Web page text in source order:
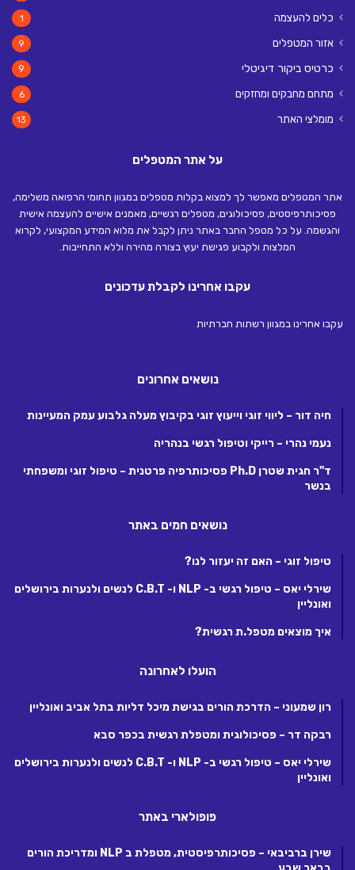
כלים להעצמה 1
אזור המטפלים 9
כרטיס ביקור דיגיטלי 9
מתחם מחבקים ומחזקים 6
מומלצי האתר 13
על אתר המטפלים
אתר המטפלים מאפשר לך למצוא בקלות מטפלים במגוון תחומי הרפואה משלימה,
פסיכותרפיסטים, פסיכולוגים, מטפלים רגשיים, מאמנים אישיים להעצמה אישית
והגשמה. על כל מטפל החבר באתר ניתן לקבל את מלוא המידע המקצועי, לקרוא
המלצות ולקבוע פגישת יעוץ בצורה מהירה וללא התחייבות.
עקבו אחרינו לקבלת עדכונים
עקבו אחרינו במגוון רשתות חברתיות
נושאים אחרונים
חיה דור – ליווי זוגי וייעוץ זוגי בקיבוץ מעלה גלבוע עמק המעיינות
נעמי נהרי – רייקי וטיפול רגשי בנהריה
ד"ר חגית שטרן Ph.D פסיכותרפיה פרטנית – טיפול זוגי ומשפחתי
בנשר
נושאים חמים באתר
טיפול זוגי – האם זה יעזור לנו?
שירלי יאס – טיפול רגשי ב- NLP ו- C.B.T לנשים ולנערות בירושלים
ואונליין
איך מוצאים מטפל.ת רגשית?
הועלו לאחרונה
רון שמעוני – הדרכת הורים בגישת מיכל דליות בתל אביב ואונליין
רבקה דר – פסיכולוגית ומטפלת רגשית בכפר סבא
שירלי יאס – טיפול רגשי ב- NLP ו- C.B.T לנשים ולנערות בירושלים
ואונליין
פופולארי באתר
שירן ברביבאי – פסיכותרפיסטית, מטפלת ב NLP ומדריכת הורים